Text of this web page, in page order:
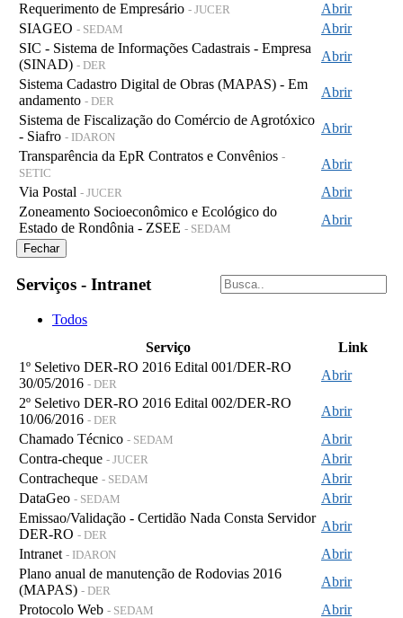
Requerimento de Empresário - JUCER
Abrir
SIAGEO - SEDAM
Abrir
SIC - Sistema de Informações Cadastrais - Empresa
(SINAD) - DER
Abrir
Sistema Cadastro Digital de Obras (MAPAS) - Em
andamento - DER
Abrir
Sistema de Fiscalização do Comércio de Agrotóxico
- Siafro - IDARON
Abrir
Transparência da EpR Contratos e Convênios -
SETIC
Abrir
Via Postal - JUCER
Abrir
Zoneamento Socioeconômico e Ecológico do
Estado de Rondônia - ZSEE - SEDAM
Abrir
Fechar
Serviços - Intranet
Todos
Serviço
Link
1º Seletivo DER-RO 2016 Edital 001/DER-RO
30/05/2016 - DER
Abrir
2º Seletivo DER-RO 2016 Edital 002/DER-RO
10/06/2016 - DER
Abrir
Chamado Técnico - SEDAM
Abrir
Contra-cheque - JUCER
Abrir
Contracheque - SEDAM
Abrir
DataGeo - SEDAM
Abrir
Emissao/Validação - Certidão Nada Consta Servidor
DER-RO - DER
Abrir
Intranet - IDARON
Abrir
Plano anual de manutenção de Rodovias 2016
(MAPAS) - DER
Abrir
Protocolo Web - SEDAM
Abrir